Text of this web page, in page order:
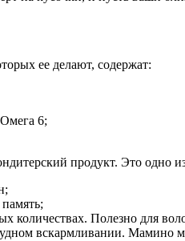
ее делают, содержат:
6;
продукт. Это одно
количествах. Полезно для
вскармливании.